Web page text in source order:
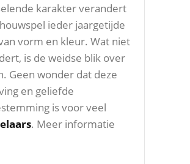
karakter verandert
ieder jaargetijde
vorm en kleur. Wat niet
is de weidse blik over
Geen wonder dat deze
en geliefde
is voor veel
. Meer informatie